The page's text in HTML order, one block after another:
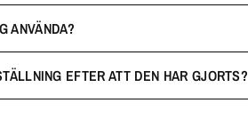
ANVÄNDA?
EFTER ATT DEN HAR GJORTS?